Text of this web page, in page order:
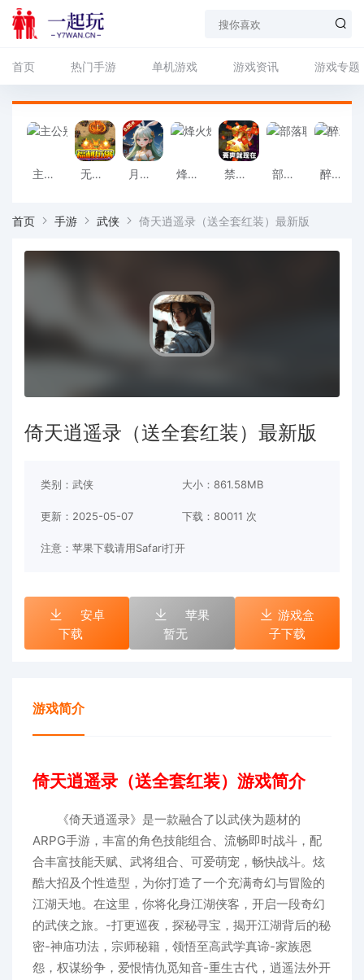
首页 热门手游 单机游戏 游戏资讯 游戏专题
主公别闹（0.05折红颜送充）最新版 无敌战舰（狂爆火龙福利版）中文版 月光之城（0.05折免费648代金券）安卓版 烽火燎原（0.05折免费版）最新 禁地之战（三职业爆充送红包）最新 部落联盟（塔防0.1折每日送代金券）官方下载 醉武侠（0.1折定制版）正版
首页 手游 武侠 倚天逍遥录（送全套红装）最新版
倚天逍遥录（送全套红装）最新版
类别：武侠 大小：861.58MB
更新：2025-05-07 下载： 80011 次
注意：苹果下载请用Safari打开
安卓
下载
苹果
暂无
游戏盒
子下载
游戏简介
倚天逍遥录（送全套红装）游戏简介
《倚天逍遥录》是一款融合了以武侠为题材的
ARPG手游，丰富的角色技能组合、流畅即时战斗，配
合丰富技能天赋、武将组合、可爱萌宠，畅快战斗。炫
酷大招及个性造型，为你打造了一个充满奇幻与冒险的
江湖天地。在这里，你将化身江湖侠客，开启一段奇幻
的武侠之旅。-打更巡夜，探秘寻宝，揭开江湖背后的秘
密-神庙功法，宗师秘籍，领悟至高武学真谛-家族恩
怨，权谋纷争，爱恨情仇觅知音-重生古代，逍遥法外开